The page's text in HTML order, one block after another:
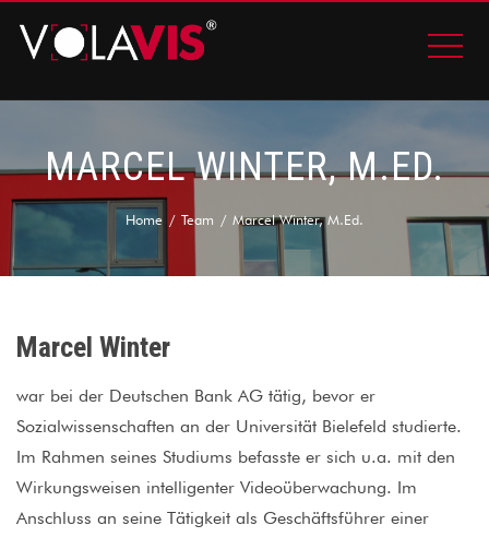
MARCEL WINTER, M.ED.
Home Team Marcel Winter, M.Ed.
Marcel Winter
war bei der Deutschen Bank AG tätig, bevor er
Sozialwissenschaften an der Universität Bielefeld studierte.
Im Rahmen seines Studiums befasste er sich u.a. mit den
Wirkungsweisen intelligenter Videoüberwachung. Im
Anschluss an seine Tätigkeit als Geschäftsführer einer